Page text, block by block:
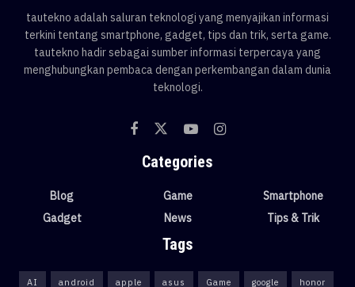
tautekno adalah saluran teknologi yang menyajikan informasi
terkini tentang smartphone, gadget, tips dan trik, serta game.
tautekno hadir sebagai sumber informasi terpercaya yang
menghubungkan pembaca dengan perkembangan dalam dunia
teknologi.
Categories
Blog
Gadget
Game
News
Smartphone
Tips & Trik
Tags
AI android apple asus Game google honor